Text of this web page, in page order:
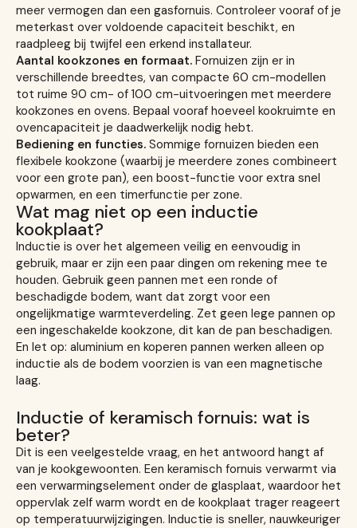
meer vermogen dan een gasfornuis. Controleer vooraf of je
meterkast over voldoende capaciteit beschikt, en
raadpleeg bij twijfel een erkend installateur.
Aantal kookzones en formaat. Fornuizen zijn er in
verschillende breedtes, van compacte 60 cm-modellen
tot ruime 90 cm- of 100 cm-uitvoeringen met meerdere
kookzones en ovens. Bepaal vooraf hoeveel kookruimte en
ovencapaciteit je daadwerkelijk nodig hebt.
Bediening en functies. Sommige fornuizen bieden een
flexibele kookzone (waarbij je meerdere zones combineert
voor een grote pan), een boost-functie voor extra snel
opwarmen, en een timerfunctie per zone.
Wat mag niet op een inductie
kookplaat?
Inductie is over het algemeen veilig en eenvoudig in
gebruik, maar er zijn een paar dingen om rekening mee te
houden. Gebruik geen pannen met een ronde of
beschadigde bodem, want dat zorgt voor een
ongelijkmatige warmteverdeling. Zet geen lege pannen op
een ingeschakelde kookzone, dit kan de pan beschadigen.
En let op: aluminium en koperen pannen werken alleen op
inductie als de bodem voorzien is van een magnetische
laag.
Inductie of keramisch fornuis: wat is
beter?
Dit is een veelgestelde vraag, en het antwoord hangt af
van je kookgewoonten. Een keramisch fornuis verwarmt via
een verwarmingselement onder de glasplaat, waardoor het
oppervlak zelf warm wordt en de kookplaat trager reageert
op temperatuurwijzigingen. Inductie is sneller, nauwkeuriger